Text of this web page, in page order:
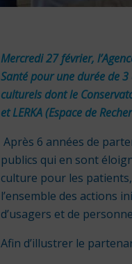
Mercredi 27 février,
Santé pour une durée de
culturels dont le
et LERKA (Espace de
Après 6 années de
publics qui en sont
culture pour les
l’ensemble des actions
d’usagers et de
Afin d’illustrer le